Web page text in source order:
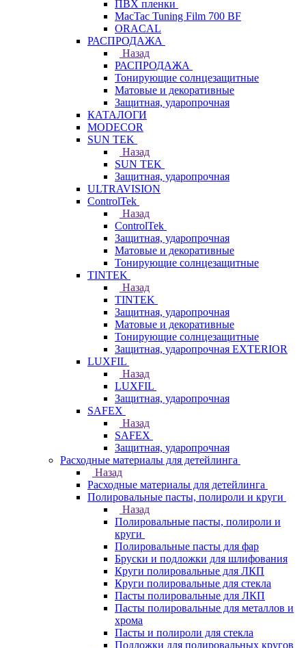
ПВХ пленки
MacTac Tuning Film 700 BF
ORACAL
РАСПРОДАЖА
Назад
РАСПРОДАЖА
Тонирующие солнцезащитные
Матовые и декоративные
Защитная, ударопрочная
КАТАЛОГИ
MODECOR
SUN TEK
Назад
SUN TEK
Защитная, ударопрочная
ULTRAVISION
ControlTek
Назад
ControlTek
Защитная, ударопрочная
Матовые и декоративные
Тонирующие солнцезащитные
TINTEK
Назад
TINTEK
Защитная, ударопрочная
Матовые и декоративные
Тонирующие солнцезащитные
Защитная, ударопрочная EXTERIOR
LUXFIL
Назад
LUXFIL
Защитная, ударопрочная
SAFEX
Назад
SAFEX
Защитная, ударопрочная
Расходные материалы для детейлинга
Назад
Расходные материалы для детейлинга
Полировальные пасты, полироли и круги
Назад
Полировальные пасты, полироли и
круги
Полировальные пасты для фар
Бруски и подложки для шлифования
Круги полировальные для ЛКП
Круги полировальные для стекла
Пасты полировальные для ЛКП
Пасты полировальные для металлов и
хрома
Пасты и полироли для стекла
Подложки для полировальных кругов